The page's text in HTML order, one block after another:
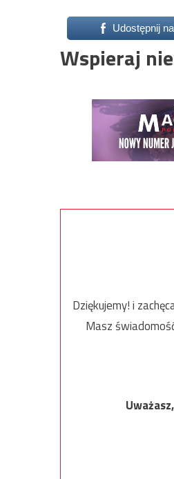
Udostępnij
Wspieraj
Dziękujemy! i
Masz